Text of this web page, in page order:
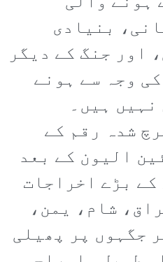
بنیادی
اور جنگ کے دیگر
وجہ سے ہونے
ہیں۔
شدہ رقم کے
الیون کے بعد
بڑے اخراجات
شام، یمن،
جگہوں پر پھیلی